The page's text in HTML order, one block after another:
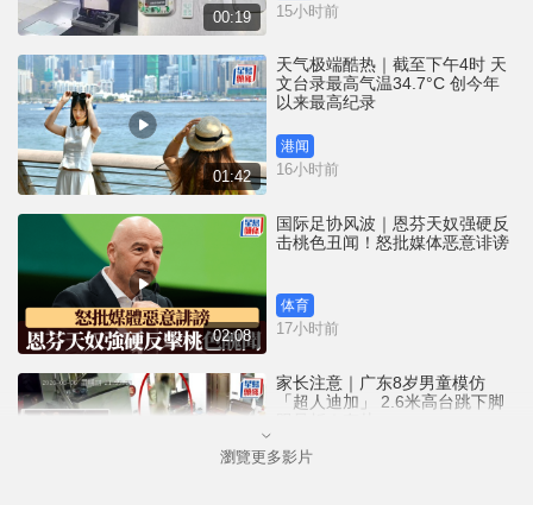
00:19 15小时前
01:42
天气极端酷热｜截至下午4时 天
文台录最高气温34.7°C 创今年
以来最高纪录
港闻
16小时前
02:08
国际足协风波｜恩芬天奴强硬反
击桃色丑闻！怒批媒体恶意诽谤
体育
17小时前
家长注意｜广东8岁男童模仿
「超人迪加」 2.6米高台跳下脚
中国
瀏覽更多影片